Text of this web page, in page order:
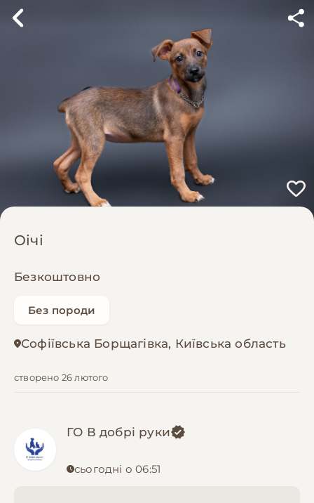
Оічі
Безкоштовно
Без породи
Софіївська Борщагівка, Київська область
створено 26 лютого
ГО В добрі руки
сьогодні о 06:51